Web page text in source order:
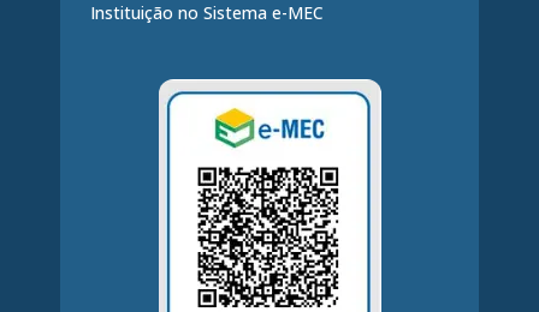
Instituição no Sistema e-MEC